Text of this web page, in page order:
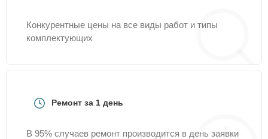
Конкурентные цены на все виды работ и типы
комплектующих
Ремонт за 1 день
В 95% случаев ремонт производится в день заявки